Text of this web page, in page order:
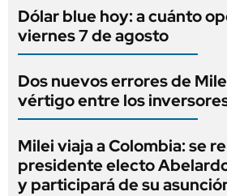
Dólar blue hoy: a cuánto
viernes 7 de agosto
Dos nuevos errores de
vértigo entre los
Milei viaja a Colombia: se
presidente electo
y participará de su